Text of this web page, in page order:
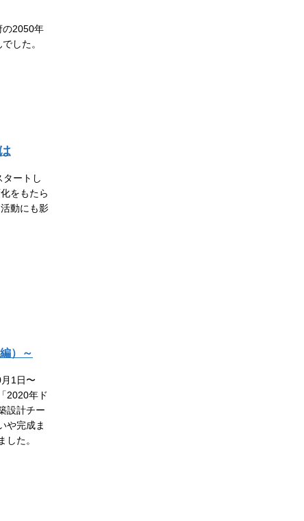
の2050年
した。
タートし
をもたら
動にも影
）～
1日〜
2020年ド
設計チー
や完成ま
した。